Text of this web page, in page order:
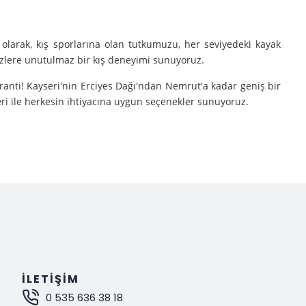
kış sporlarına olan tutkumuzu, her seviyedeki kayak
unutulmaz bir kış deneyimi sunuyoruz.
Kayseri'nin Erciyes Dağı'ndan Nemrut'a kadar geniş bir
ile herkesin ihtiyacına uygun seçenekler sunuyoruz.
çıkarıyoruz.
bir deneyim sunuyoruz.
İLETIŞIM
0 535 636 38 18